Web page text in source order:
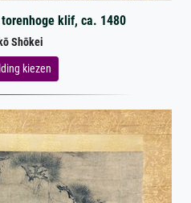
klif, ca. 1480
Shōkei
kiezen